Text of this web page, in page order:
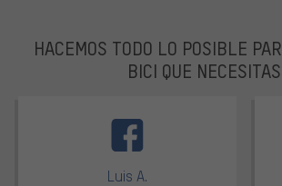
HACEMOS TODO LO POSIBLE
BICI QUE NECESITAS
Luis A.